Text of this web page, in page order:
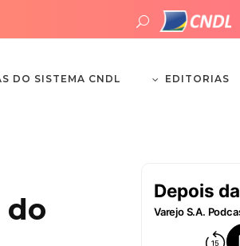
DO SISTEMA CNDL EDITORIAS
do